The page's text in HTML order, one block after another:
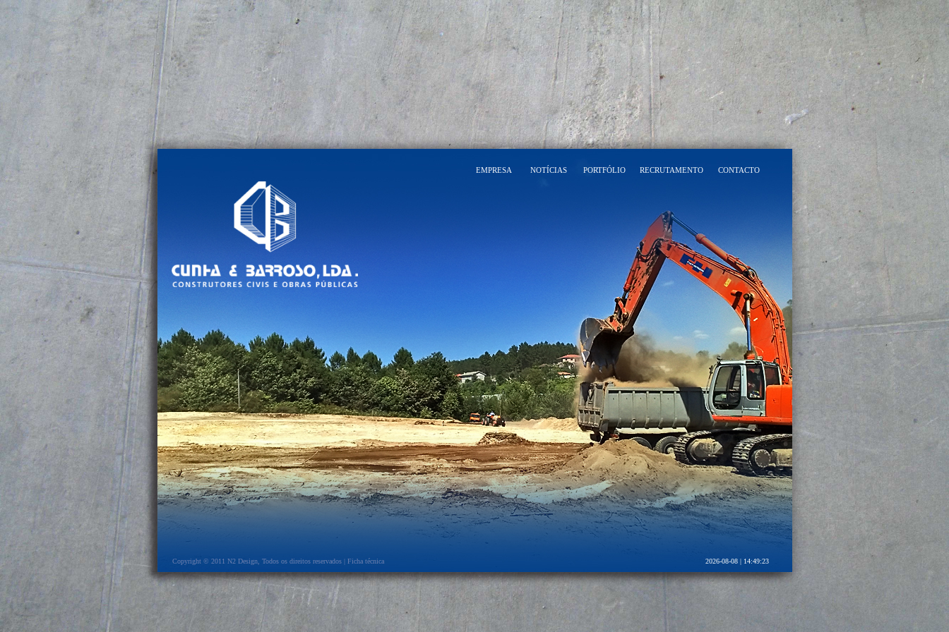
EMPRESA NOTÍCIAS PORTFÓLIO RECRUTAMENTO CONTACTO
Copyright © 2011 N2 Design, Todos os direitos reservados | Ficha técnica 2026-08-08 | 14:49:24